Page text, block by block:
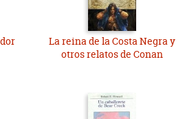
La reina de la Costa Negra y
otros relatos de Conan